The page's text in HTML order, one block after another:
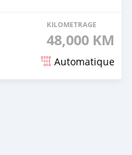
KILOMETRAGE
48,000 KM
Automatique